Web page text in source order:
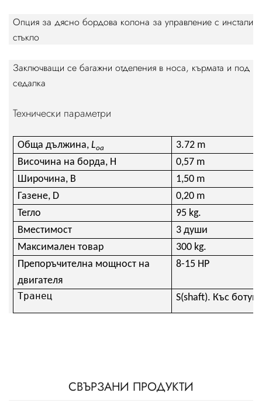
Опция за дясно бордова колона за управление с
стъкло
Заключващи се багажни отделения в носа, кърмата и под
седалка
Технически параметри
Обща дължина, Loa
3.72 m
Височина на борда, H
0,57 m
Широчина, B
1,50 m
Газене, D
0,20 m
Тегло
95 kg.
Вместимост
3 души
Максимален товар
300 kg.
Препоръчителна мощност на
двигателя
8-15 HP
Транец S(shaft). Къс ботуш
СВЪРЗАНИ ПРОДУКТИ